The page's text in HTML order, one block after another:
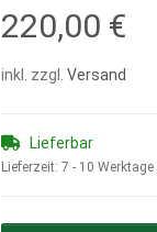
220,00 €
inkl. zzgl. Versand
Lieferbar
Lieferzeit: 7 - 10 Werktage